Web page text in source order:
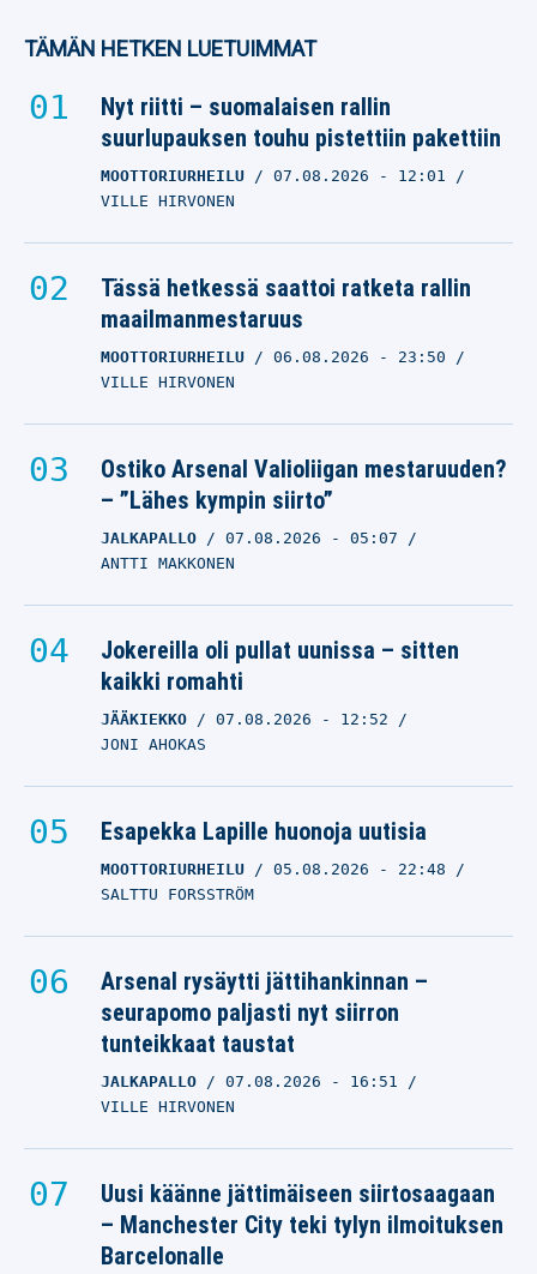
TÄMÄN HETKEN LUETUIMMAT
Nyt riitti – suomalaisen rallin
suurlupauksen touhu pistettiin pakettiin
MOOTTORIURHEILU 07.08.2026 - 12:01
VILLE HIRVONEN
Tässä hetkessä saattoi ratketa rallin
maailmanmestaruus
MOOTTORIURHEILU 06.08.2026 - 23:50
VILLE HIRVONEN
Ostiko Arsenal Valioliigan mestaruuden?
– ”Lähes kympin siirto”
JALKAPALLO 07.08.2026 - 05:07
ANTTI MAKKONEN
Jokereilla oli pullat uunissa – sitten
kaikki romahti
JÄÄKIEKKO 07.08.2026 - 12:52
JONI AHOKAS
Esapekka Lapille huonoja uutisia
MOOTTORIURHEILU 05.08.2026 - 22:48
SALTTU FORSSTRÖM
Arsenal rysäytti jättihankinnan –
seurapomo paljasti nyt siirron
tunteikkaat taustat
JALKAPALLO 07.08.2026 - 16:51
VILLE HIRVONEN
Uusi käänne jättimäiseen siirtosaagaan
– Manchester City teki tylyn ilmoituksen
Barcelonalle